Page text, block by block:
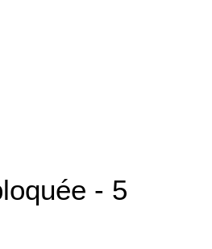
- 5